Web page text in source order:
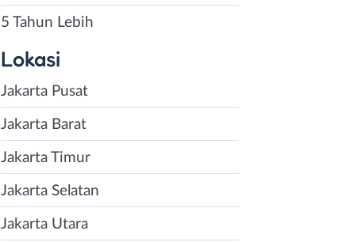
5 Tahun Lebih
Lokasi
Jakarta Pusat
Jakarta Barat
Jakarta Timur
Jakarta Selatan
Jakarta Utara